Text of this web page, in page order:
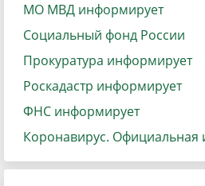
МО МВД информирует
Социальный фонд России
Прокуратура информирует
Роскадастр информирует
ФНС информирует
Коронавирус.